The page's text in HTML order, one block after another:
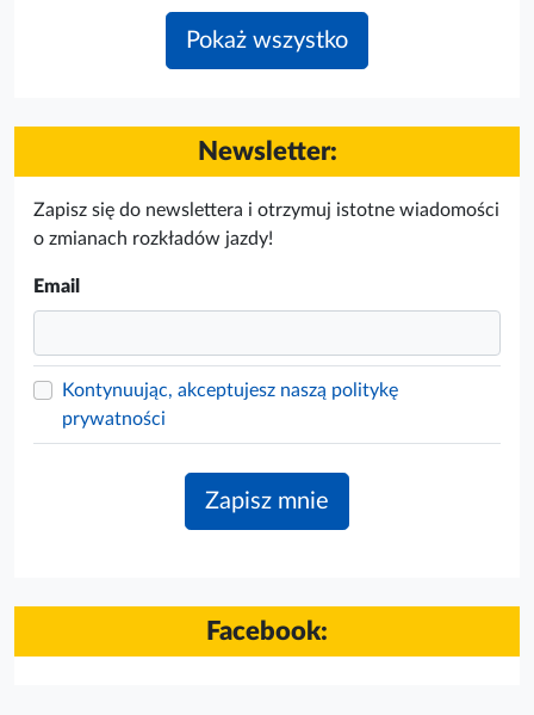
Pokaż wszystko
Newsletter:
Zapisz się do newslettera i otrzymuj istotne wiadomości
o zmianach rozkładów jazdy!
Email
Kontynuując, akceptujesz naszą politykę
prywatności
Facebook: